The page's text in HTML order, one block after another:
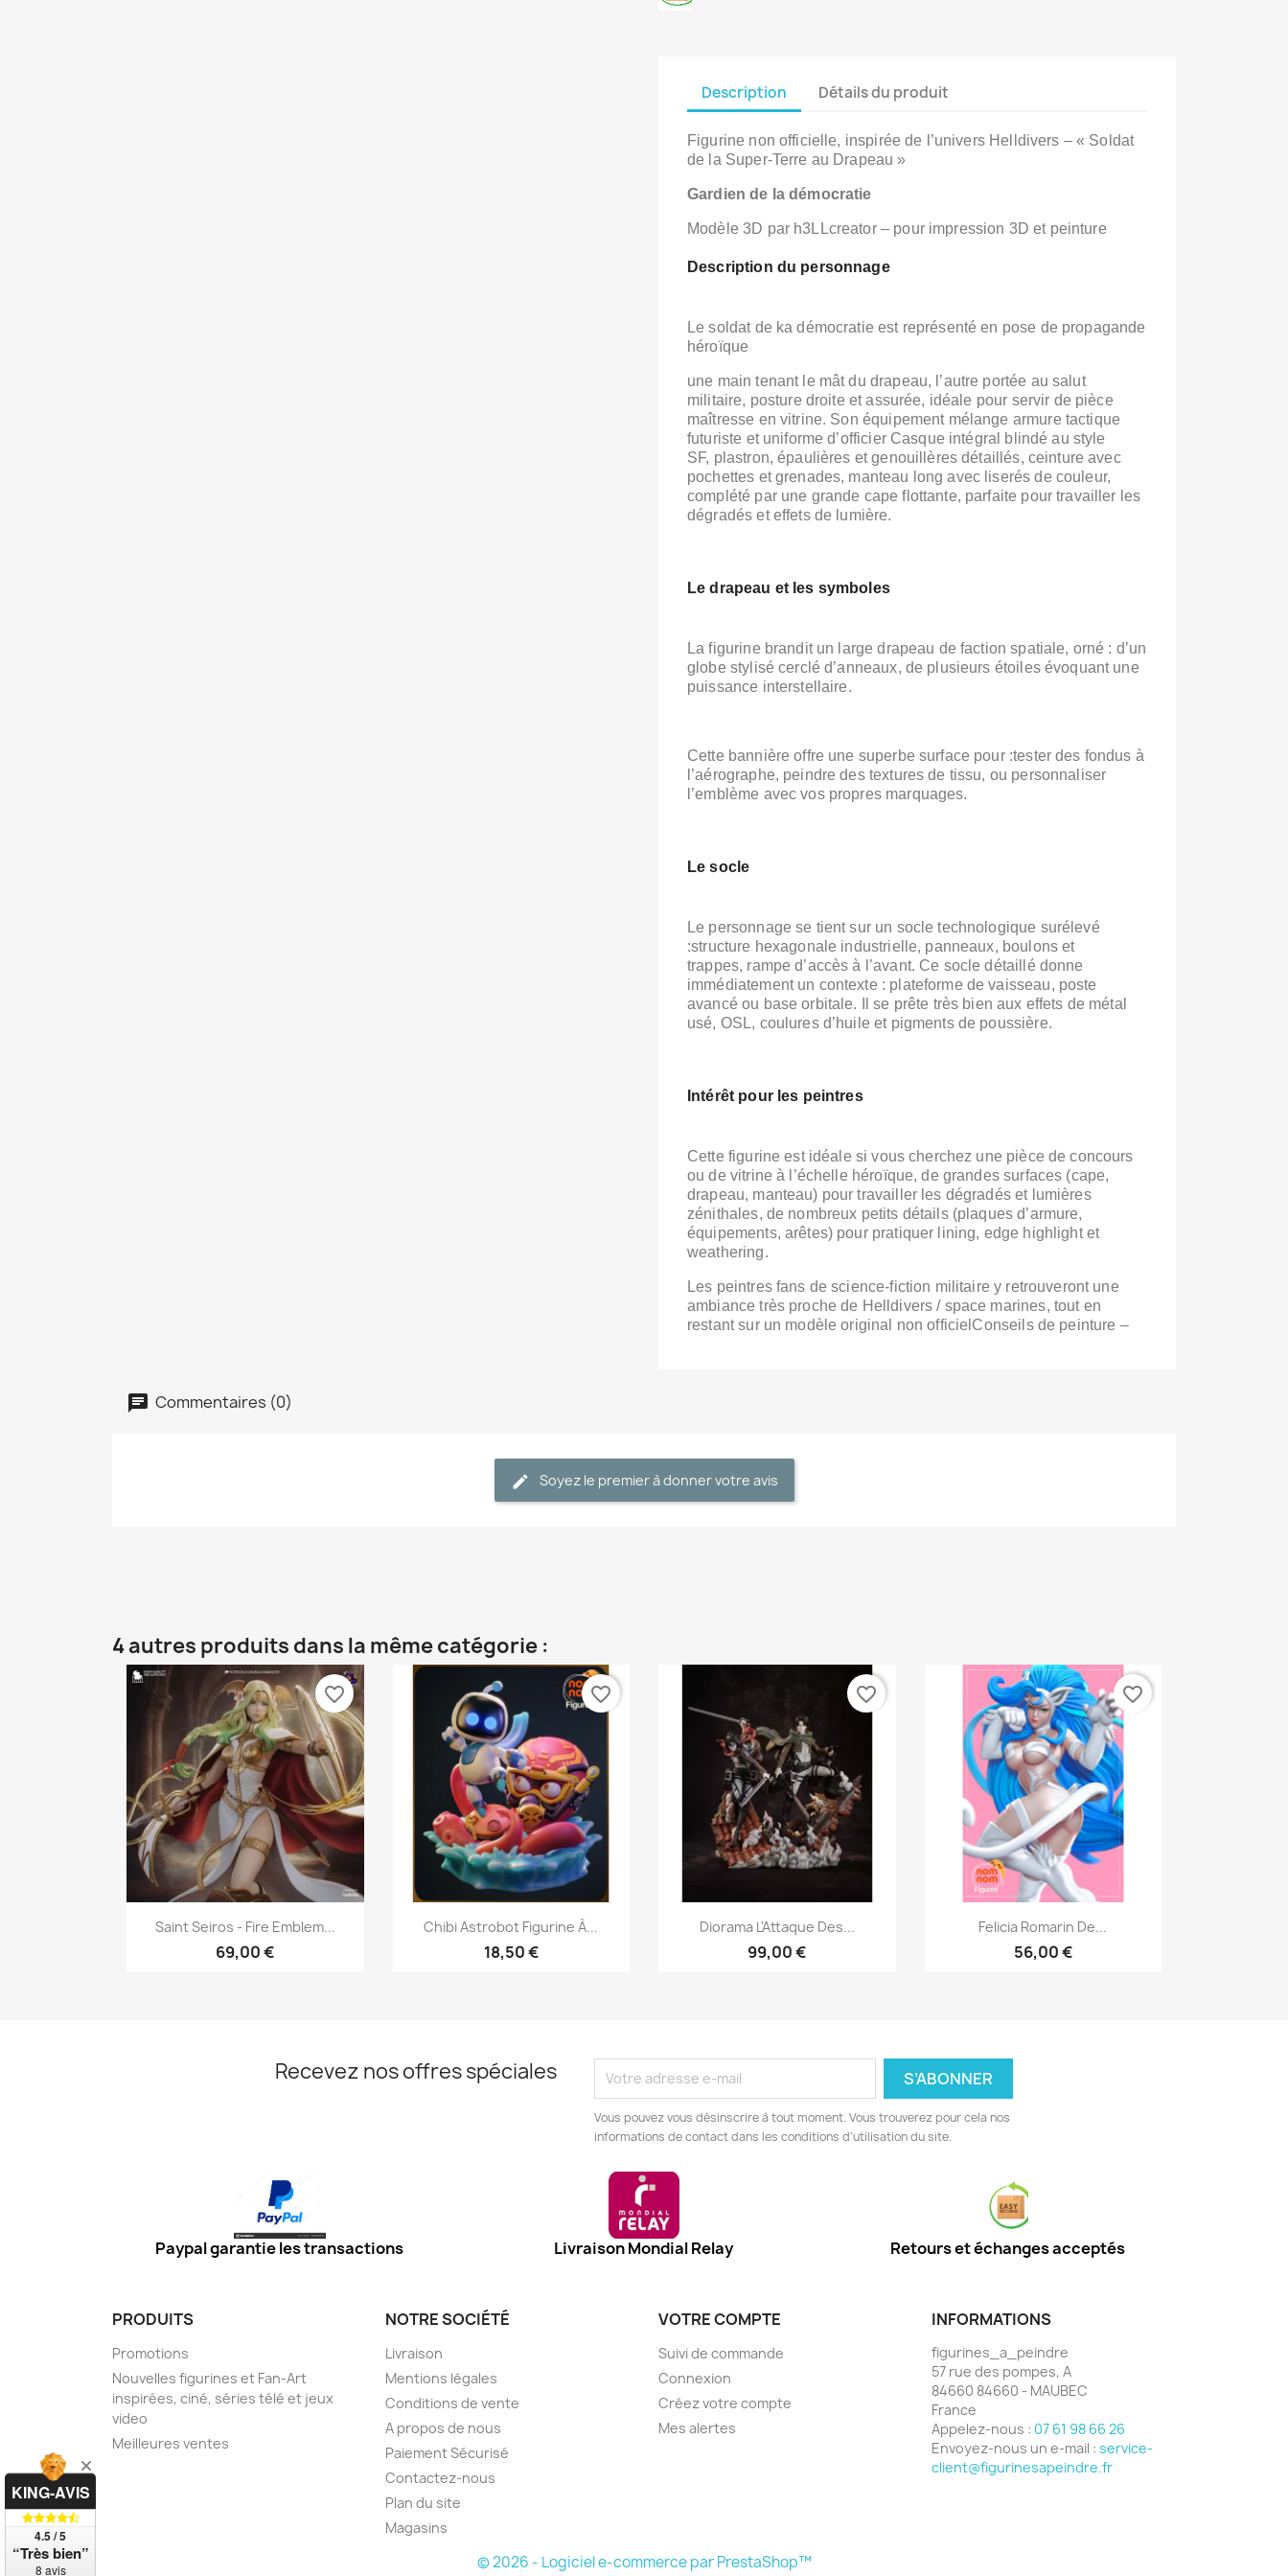
Description Détails du produit
Figurine non officielle, inspirée de l’univers Helldivers – « Soldat
de la Super‑Terre au Drapeau »
Gardien de la démocratie
Modèle 3D par h3LLcreator – pour impression 3D et peinture
Description du personnage
Le soldat de ka démocratie est représenté en pose de propagande
héroïque
une main tenant le mât du drapeau, l’autre portée au salut
militaire, posture droite et assurée, idéale pour servir de pièce
maîtresse en vitrine. Son équipement mélange armure tactique
futuriste et uniforme d’officier Casque intégral blindé au style
SF, plastron, épaulières et genouillères détaillés, ceinture avec
pochettes et grenades, manteau long avec liserés de couleur,
complété par une grande cape flottante, parfaite pour travailler les
dégradés et effets de lumière.
Le drapeau et les symboles
La figurine brandit un large drapeau de faction spatiale, orné : d’un
globe stylisé cerclé d’anneaux, de plusieurs étoiles évoquant une
puissance interstellaire.
Cette bannière offre une superbe surface pour :tester des fondus à
l’aérographe, peindre des textures de tissu, ou personnaliser
l’emblème avec vos propres marquages.
Le socle
Le personnage se tient sur un socle technologique surélevé
:structure hexagonale industrielle, panneaux, boulons et
trappes, rampe d’accès à l’avant. Ce socle détaillé donne
immédiatement un contexte : plateforme de vaisseau, poste
avancé ou base orbitale. Il se prête très bien aux effets de métal
usé, OSL, coulures d’huile et pigments de poussière.
Intérêt pour les peintres
Cette figurine est idéale si vous cherchez une pièce de concours
ou de vitrine à l’échelle héroïque,de grandes surfaces (cape,
drapeau, manteau) pour travailler les dégradés et lumières
zénithales, de nombreux petits détails (plaques d’armure,
équipements, arêtes) pour pratiquer lining, edge highlight et
weathering.
Les peintres fans de science‑fiction militaire y retrouveront une
ambiance très proche de Helldivers / space marines, tout en
restant sur un modèle original non officielConseils de peinture –
Commentaires (0)
Soyez le premier à donner votre avis
4 autres produits dans la même catégorie :
Aperçu rapide
Saint Seiros - Fire Emblem...
69,00 €
favorite_border
Aperçu rapide
Chibi Astrobot Figurine À...
18,50 €
favorite_border
Aperçu rapide
Diorama L'Attaque Des...
99,00 €
favorite_border
Aperçu rapide
Felicia Romarin De...
56,00 €
favorite_border
Recevez nos offres spéciales
Vous pouvez vous désinscrire à tout moment. Vous trouverez pour cela nos
informations de contact dans les conditions d'utilisation du site.
Paypal garantie les transactions Livraison Mondial Relay Retours et échanges acceptés
PRODUITS
Promotions
Nouvelles figurines et Fan-Art
inspirées, ciné, séries télé et jeux
video
Meilleures ventes
NOTRE SOCIÉTÉ
Livraison
Mentions légales
Conditions de vente
A propos de nous
Paiement Sécurisé
Contactez-nous
Plan du site
Magasins
VOTRE COMPTE
Suivi de commande
Connexion
Créez votre compte
Mes alertes
INFORMATIONS
figurines_a_peindre
57 rue des pompes, A
84660 84660 - MAUBEC
France
Appelez-nous : 07 61 98 66 26
Envoyez-nous un e-mail : service-
client@figurinesapeindre.fr
© 2026 - Logiciel e-commerce par PrestaShop™
KING-AVIS
4.5 / 5
“Très bien”
8 avis